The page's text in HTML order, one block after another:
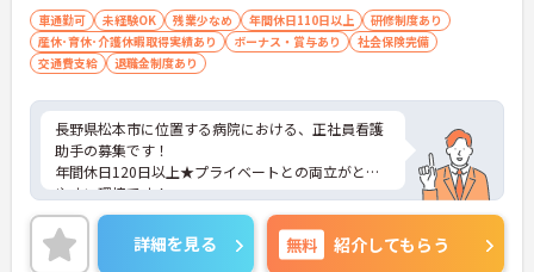
車通勤可 未経験OK 残業少なめ 年間休日110日以上
研修制度あり
産休･育休･介護休暇取得実績あり
ボーナス・賞与あり
社会保険完備
交通費支給
退職金制度あり
長野県松本市に位置する病院における、正社員看護
助手の募集です！
年間休日120日以上★プライベートとの両立がとり
やすい環境です！
ご興味ある方には、面接対策ポイントなど、さらに
詳細をお話しいたしますのでお気軽にご相談くださ
い。
詳細を見る 無料 紹介してもらう